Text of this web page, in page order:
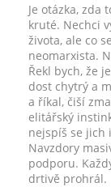
Je otázka, zda
kruté. Nechci
života, ale co
neomarxista.
Řekl bych, že
dost chytrý a
a říkal, čiší
elitářský
nejspíš se jich
Navzdory
podporu.
drtivě prohrál.